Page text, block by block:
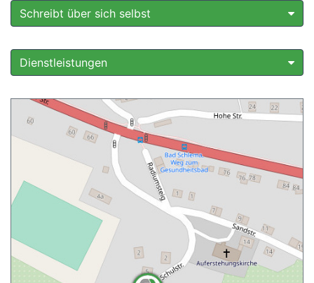
Schreibt über sich selbst
Dienstleistungen